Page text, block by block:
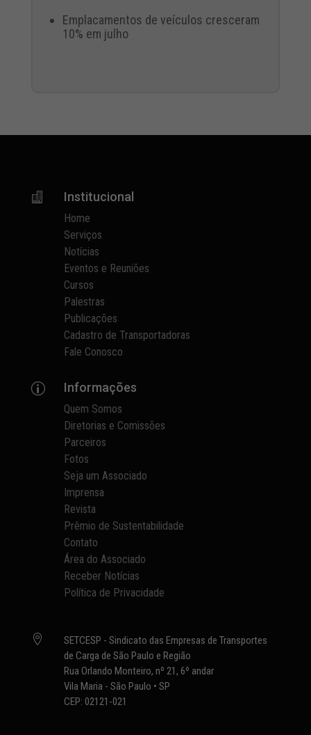
Emplacamentos de veículos cresceram
10% em julho
 Institucional
Home
Serviços
Notícias
Eventos e Reuniões
Cursos
Palestras
Publicações
Cadastro de Transportadoras
Fale Conosco
p Informações
Quem Somos
Diretorias e Comissões
Parceiros
Fotos
Seja um Associado
Imprensa
Revista
Prêmio de Sustentabilidade
Contato
Área do Associado
Receber Notícias
Política de Privacidade

SETCESP - Sindicato das Empresas de Transportes
de Carga de São Paulo e Região
Rua Orlando Monteiro, nº 21, 6º andar
Vila Maria - São Paulo • SP
CEP: 02121-021